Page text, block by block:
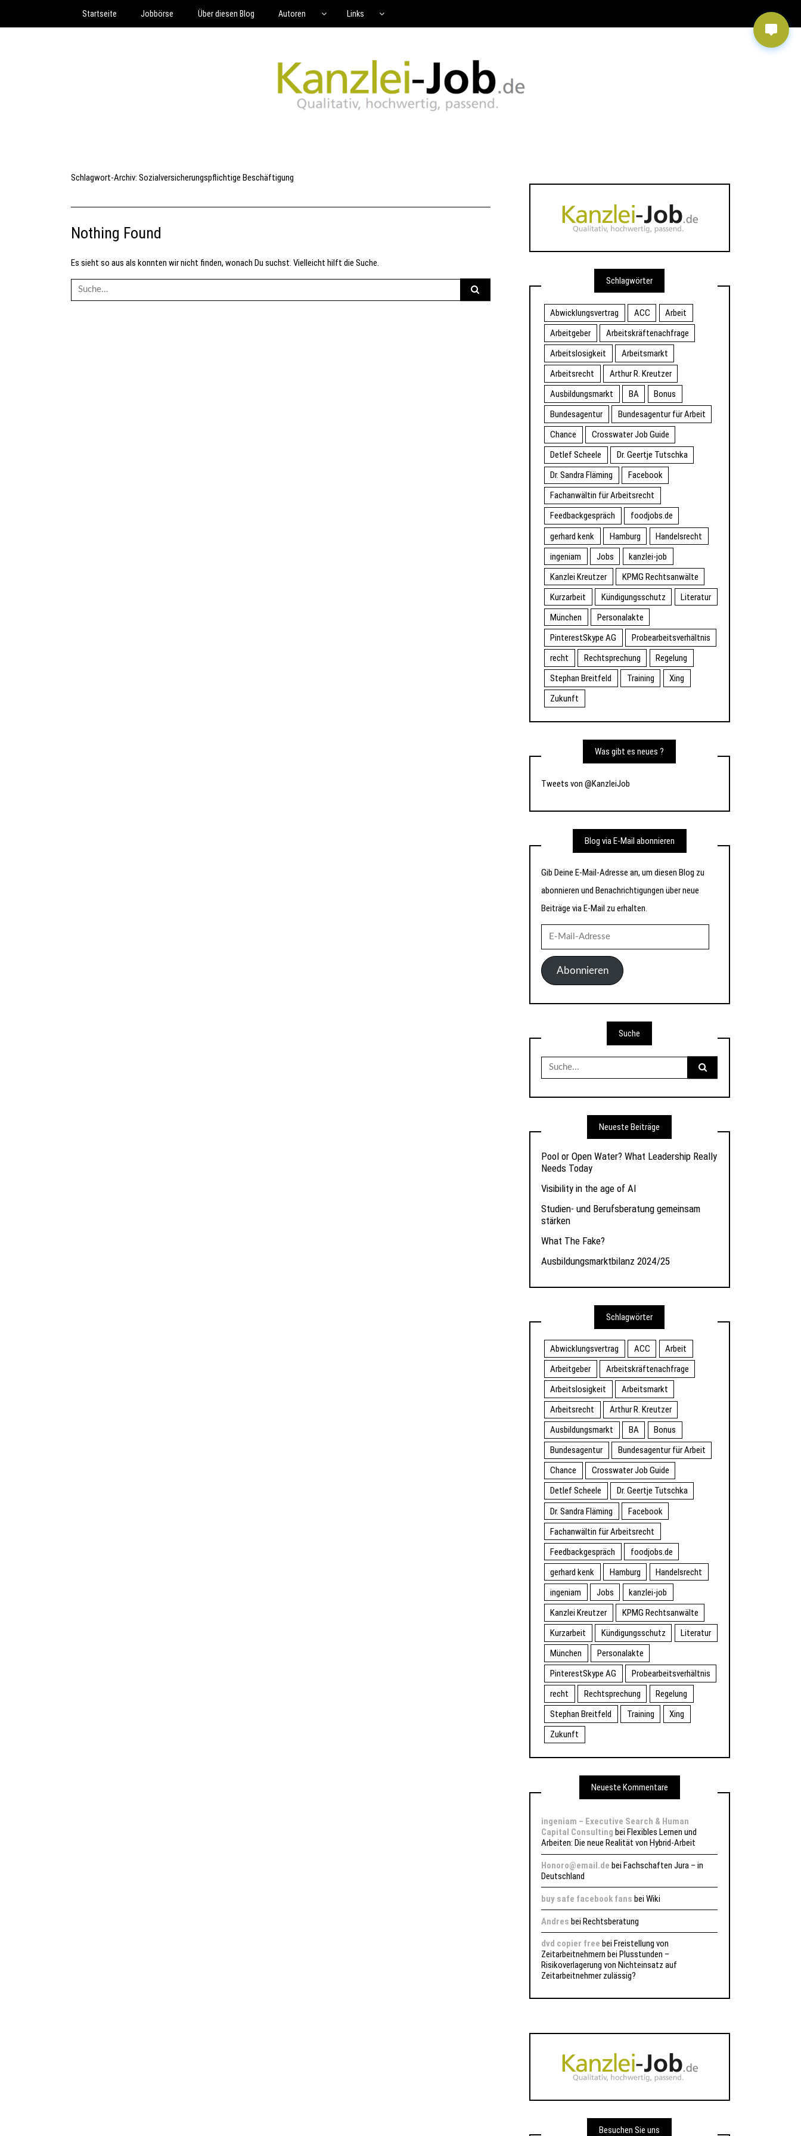
Startseite Jobbörse Über diesen Blog Autoren Links
Schlagwort-Archiv: Sozialversicherungspflichtige Beschäftigung
Nothing Found
Es sieht so aus als konnten wir nicht finden, wonach Du suchst. Vielleicht hilft die Suche.
Suche
nach:
Schlagwörter
Abwicklungsvertrag ACC
Arbeit
Arbeitgeber
Arbeitskräftenachfrage
Arbeitslosigkeit
Arbeitsmarkt
Arbeitsrecht
Arthur R. Kreutzer
Ausbildungsmarkt
BA
Bonus
Bundesagentur
Bundesagentur für Arbeit
Chance
Crosswater Job Guide
Detlef Scheele
Dr. Geertje Tutschka
Dr. Sandra Fläming
Facebook
Fachanwältin für Arbeitsrecht
Feedbackgespräch
foodjobs.de
gerhard kenk
Hamburg
Handelsrecht
ingeniam
Jobs
kanzlei-job
Kanzlei Kreutzer
KPMG Rechtsanwälte
Kurzarbeit
Kündigungsschutz
Literatur
München
Personalakte
PinterestSkype AG
Probearbeitsverhältnis
recht
Rechtsprechung
Regelung
Stephan Breitfeld
Training
Xing
Zukunft
Was gibt es neues ?
Tweets von @KanzleiJob
Blog via E-Mail abonnieren
Gib Deine E-Mail-Adresse an, um diesen Blog zu
abonnieren und Benachrichtigungen über neue
Beiträge via E-Mail zu erhalten.
Mail-
AdresseAbonnieren
Suche
Suche
nach:
Neueste Beiträge
Pool or Open Water? What Leadership Really
Needs Today
Visibility in the age of AI
Studien- und Berufsberatung gemeinsam
stärken
What The Fake?
Ausbildungsmarktbilanz 2024/25
Schlagwörter
Abwicklungsvertrag ACC
Arbeit
Arbeitgeber
Arbeitskräftenachfrage
Arbeitslosigkeit
Arbeitsmarkt
Arbeitsrecht
Arthur R. Kreutzer
Ausbildungsmarkt
BA
Bonus
Bundesagentur
Bundesagentur für Arbeit
Chance
Crosswater Job Guide
Detlef Scheele
Dr. Geertje Tutschka
Dr. Sandra Fläming
Facebook
Fachanwältin für Arbeitsrecht
Feedbackgespräch
foodjobs.de
gerhard kenk
Hamburg
Handelsrecht
ingeniam
Jobs
kanzlei-job
Kanzlei Kreutzer
KPMG Rechtsanwälte
Kurzarbeit
Kündigungsschutz
Literatur
München
Personalakte
PinterestSkype AG
Probearbeitsverhältnis
recht
Rechtsprechung
Regelung
Stephan Breitfeld
Training
Xing
Zukunft
Neueste Kommentare
ingeniam – Executive Search & Human
Capital Consulting bei Flexibles Lernen und
Arbeiten: Die neue Realität von Hybrid-Arbeit
Honoro@email.de beiFachschaften Jura – in
Deutschland
buy safe facebook fans beiWiki
Andres beiRechtsberatung
dvd copier free bei Freistellung von
Zeitarbeitnehmern bei Plusstunden –
Risikoverlagerung von Nichteinsatz auf
Zeitarbeitnehmer zulässig?
Besuchen Sie uns